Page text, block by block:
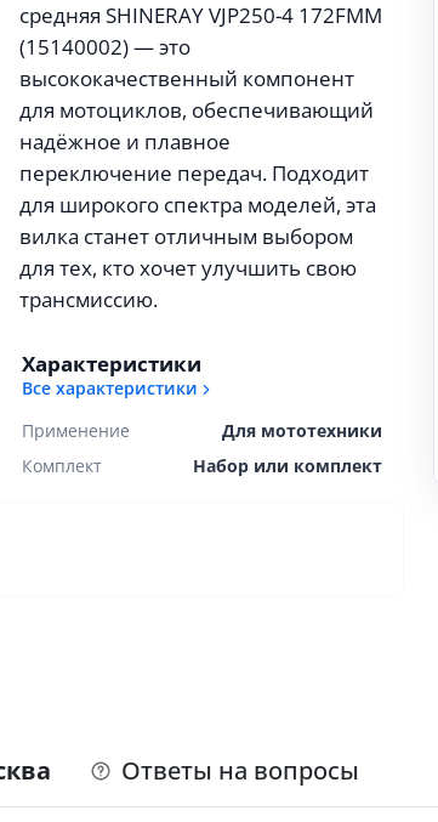
средняя SHINERAY VJP250-4 172FMM
(15140002) — это
высококачественный компонент
для мотоциклов, обеспечивающий
надёжное и плавное
переключение передач. Подходит
для широкого спектра моделей, эта
вилка станет отличным выбором
для тех, кто хочет улучшить свою
трансмиссию.
Характеристики
Все характеристики
Применение
Для мототехники
Комплект
Набор или комплект
Ответы на вопросы